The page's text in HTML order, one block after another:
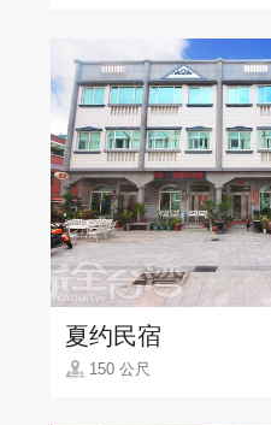
夏约民宿
150 公尺